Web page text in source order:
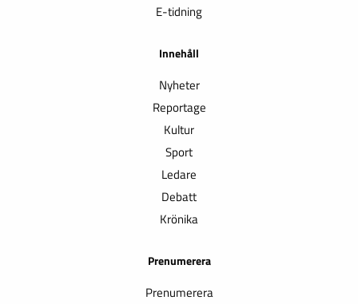
E-tidning
Innehåll
Nyheter
Reportage
Kultur
Sport
Ledare
Debatt
Krönika
Prenumerera
Prenumerera